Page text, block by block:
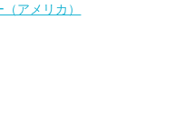
アメリカ）